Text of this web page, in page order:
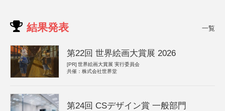
結果発表 一覧
第22回 世界絵画大賞展 2026
[PR] 世界絵画大賞展 実行委員会
共催：株式会社世界堂
第24回 CSデザイン賞 一般部門